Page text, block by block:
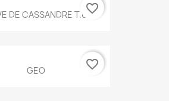
DE CASSANDRE T.634
favorite_border
GEO favorite_border